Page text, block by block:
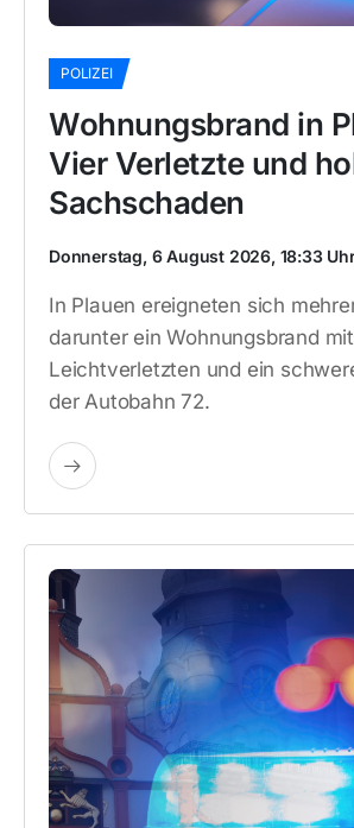
POLIZEI
Wohnungsbrand in
Vier Verletzte und
Sachschaden
Donnerstag, 6 August 2026, 18:33
In Plauen ereigneten sich
darunter ein Wohnungsbrand
Leichtverletzten und ein
der Autobahn 72.